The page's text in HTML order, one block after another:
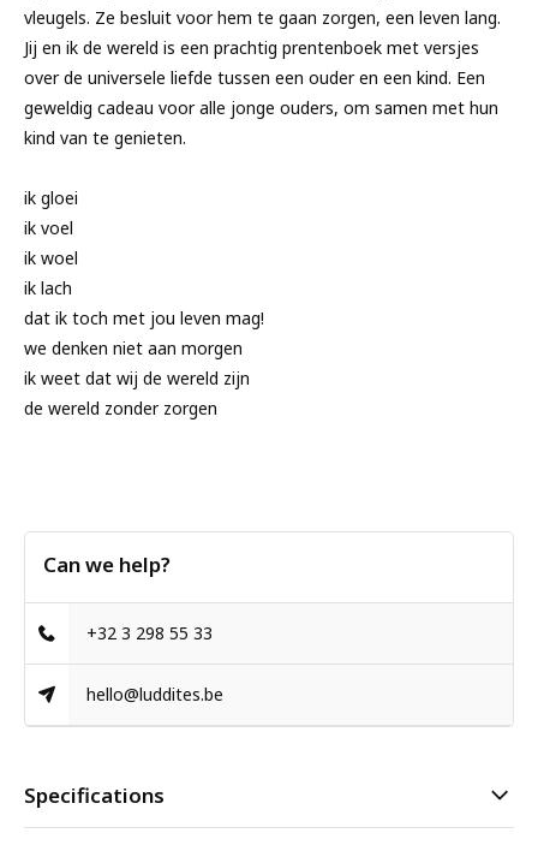
vleugels. Ze besluit voor hem te gaan zorgen, een leven lang.
Jij en ik de wereld is een prachtig prentenboek met versjes
over de universele liefde tussen een ouder en een kind. Een
geweldig cadeau voor alle jonge ouders, om samen met hun
kind van te genieten.
ik gloei
ik voel
ik woel
ik lach
dat ik toch met jou leven mag!
we denken niet aan morgen
ik weet dat wij de wereld zijn
de wereld zonder zorgen
Can we help?
+32 3 298 55 33
hello@luddites.be
Specifications